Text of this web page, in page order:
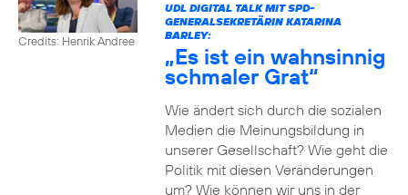
Credits: Henrik Andree
UDL DIGITAL TALK MIT SPD-
GENERALSEKRETÄRIN KATARINA
BARLEY:
„Es ist ein wahnsinnig
schmaler Grat“
Wie ändert sich durch die sozialen
Medien die Meinungsbildung in
unserer Gesellschaft? Wie geht die
Politik mit diesen Veränderungen
um? Wie können wir uns in der